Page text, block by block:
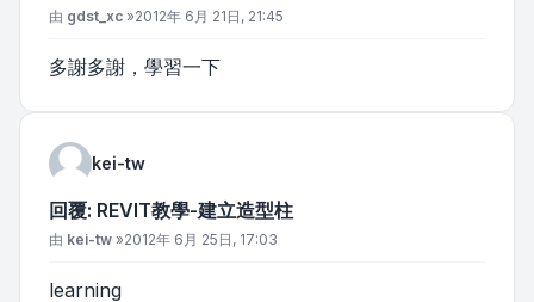
文章
由 gdst_xc »2012年 6月 21日, 21:45
多謝多謝，學習一下
kei-tw
回覆: REVIT教學-建立造型柱
文章
由 kei-tw »2012年 6月 25日, 17:03
learning